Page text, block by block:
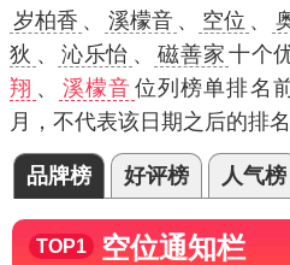
岁柏香 、 溪檬音 、 空位 、
狄 、 沁乐怡 、 磁善家 十个
翔 、 溪檬音 位列榜单排名
月，不代表该日期之后的排名
品牌榜 好评榜 人气榜
TOP1 空位通知栏